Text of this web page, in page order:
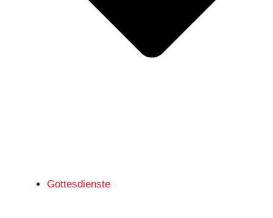
Gottesdienste